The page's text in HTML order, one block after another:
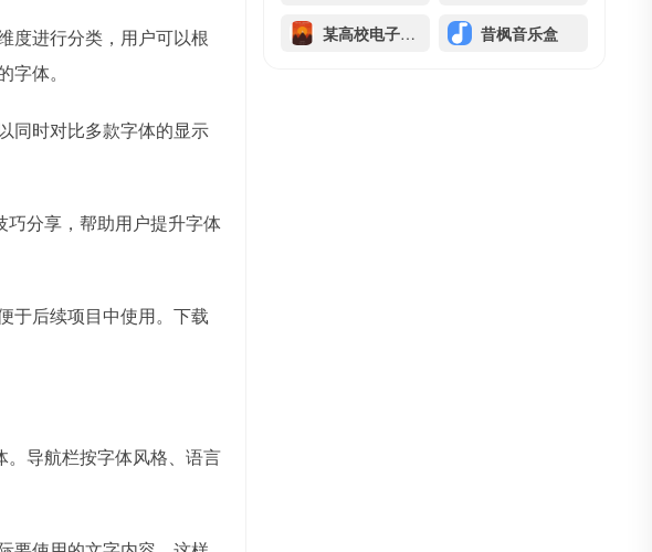
度进行分类，用户可以根
体。
同时对比多款字体的显示
分享，帮助用户提升字体
于后续项目中使用。下载
导航栏按字体风格、语言
某高校电子图书馆 昔枫音乐盒